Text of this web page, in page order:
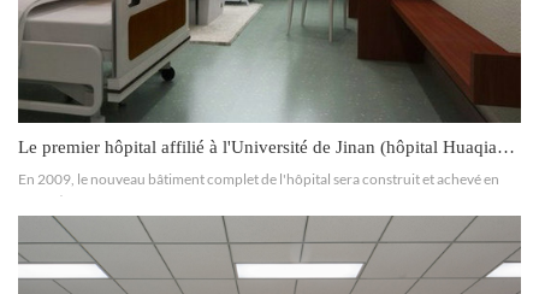
Le premier hôpital affilié à l'Université de Jinan (hôpital Huaqiao de Guangzhou)
En 2009, le nouveau bâtiment complet de l'hôpital sera construit et achevé en
complètes et une structure professionnelle inté...